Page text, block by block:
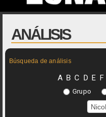
CONTENIDO
COMUNIDAD
FEEEDBACK
ANÁLISIS
Búsqueda de análisis
A B C D E F
Grupo